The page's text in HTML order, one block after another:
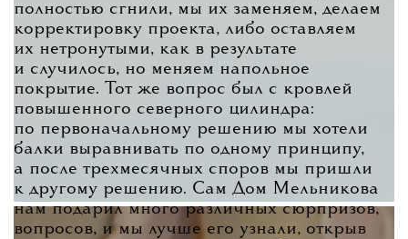
полностью сгнили, мы их заменяем, делаем
корректировку проекта, либо оставляем
их нетронутыми, как в результате
и случилось, но меняем напольное
покрытие. Тот же вопрос был с кровлей
повышенного северного цилиндра:
по первоначальному решению мы хотели
балки выравнивать по одному принципу,
а после трехмесячных споров мы пришли
к другому решению. Сам Дом Мельникова
нам подарил много различных сюрпризов,
вопросов, и мы лучше его узнали, открыв